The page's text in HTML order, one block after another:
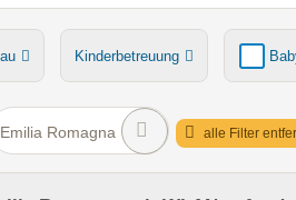
Kinderbetreuung
Ponyreiten Wasserrutsche
Emilia Romagna alle Filter